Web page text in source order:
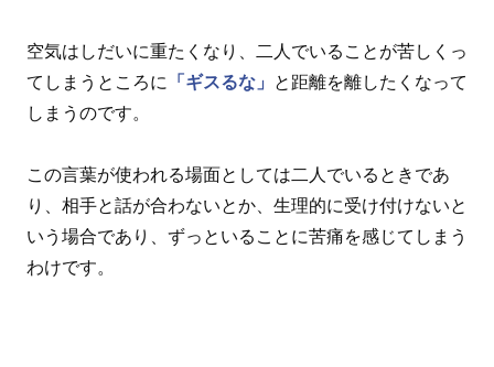
空気はしだいに重たくなり、二人でいることが苦しくっ
てしまうところに
「ギスるな」
と距離を離したくなって
しまうのです。
この言葉が使われる場面としては二人でいるときであ
り、相手と話が合わないとか、生理的に受け付けないと
いう場合であり、ずっといることに苦痛を感じてしまう
わけです。